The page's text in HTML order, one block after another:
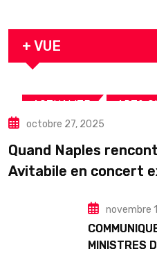
arrestation
+ VUE
ACTUALITE ART&
TOURISME
octobre 27, 2025
Quand Naples
Avitabile en concert
novembre
MINISTRES